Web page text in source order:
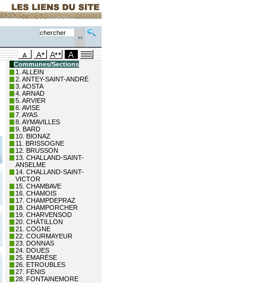
Communes/Sections
1. ALLEIN
2. ANTEY-SAINT-ANDRÉ
3. AOSTA
4. ARNAD
5. ARVIER
6. AVISE
7. AYAS
8. AYMAVILLES
9. BARD
10. BIONAZ
11. BRISSOGNE
12. BRUSSON
13. CHALLAND-SAINT-
ANSELME
14. CHALLAND-SAINT-
VICTOR
15. CHAMBAVE
16. CHAMOIS
17. CHAMPDEPRAZ
18. CHAMPORCHER
19. CHARVENSOD
20. CHÂTILLON
21. COGNE
22. COURMAYEUR
23. DONNAS
24. DOUES
25. EMARÈSE
26. ETROUBLES
27. FÉNIS
28. FONTAINEMORE